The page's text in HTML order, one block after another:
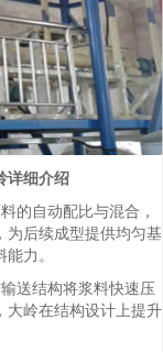
详细介绍
的自动配比与混合，
为后续成型提供均匀基
力。
送结构将浆料快速压
大岭在结构设计上提升